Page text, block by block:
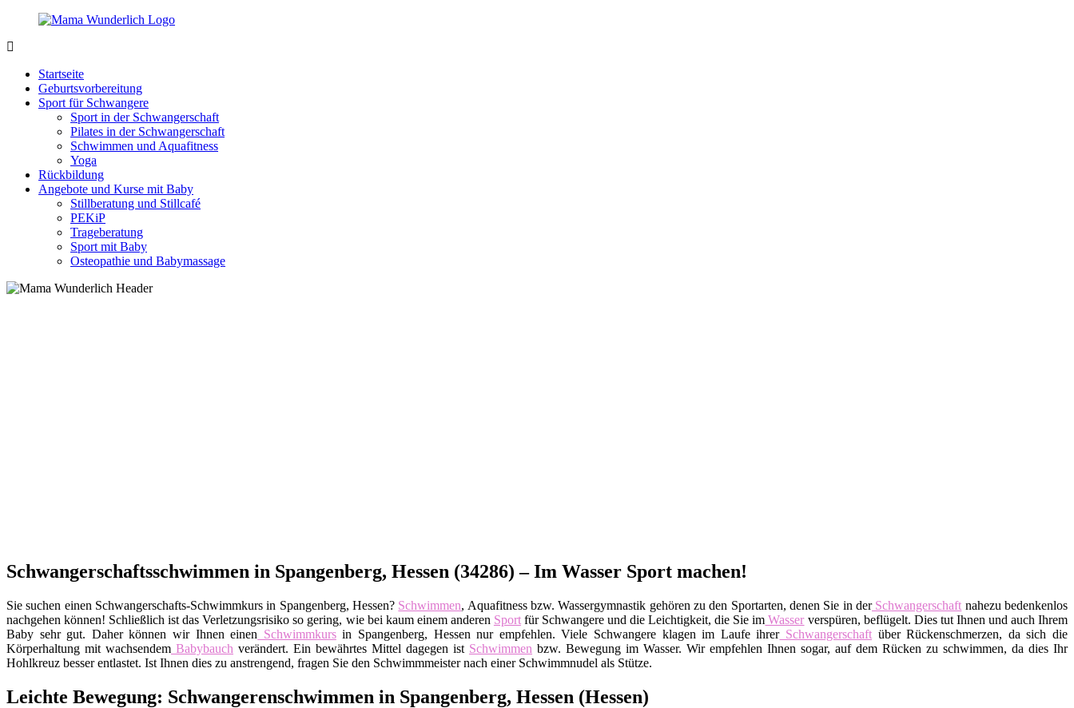
Zurück
Inhalt
sein
wunderbar!
Startseite
Geburtsvorbereitung
Sport für Schwangere
Sport in der Schwangerschaft
Pilates in der Schwangerschaft
Schwimmen und Aquafitness
Yoga
Rückbildung
Angebote und Kurse mit Baby
Stillberatung und Stillcafé
PEKiP
Trageberatung
Sport mit Baby
Osteopathie und Babymassage
Schwangerschaftsschwimmen in Spangenberg, Hessen (34286) – Im Wasser Sport machen!
Sie suchen einen Schwangerschafts-Schwimmkurs in Spangenberg, Hessen? Schwimmen, Aquafitness bzw. Wassergymnastik gehören zu den Sportarten, denen Sie in derSchwangerschaft nahezu bedenkenlos
nachgehen können! Schließlich ist das Verletzungsrisiko so gering, wie bei kaum einem anderen Sportfür Schwangere und die Leichtigkeit, die Sie im Wasserverspüren, beflügelt. Dies tut Ihnen und auch Ihrem
Baby sehr gut. Daher können wir Ihnen einen Schwimmkursin Spangenberg, Hessen nur empfehlen. Viele Schwangere klagen im Laufe ihrerSchwangerschaft über Rückenschmerzen, da sich die
Körperhaltung mit wachsendem Babybauch verändert. Ein bewährtes Mittel dagegen ist Schwimmen bzw. Bewegung im Wasser. Wir empfehlen Ihnen sogar, auf dem Rücken zu schwimmen, da dies Ihr
Hohlkreuz besser entlastet. Ist Ihnen dies zu anstrengend, fragen Sie den Schwimmmeister nach einer Schwimmnudel als Stütze.
Leichte Bewegung: Schwangerenschwimmen in Spangenberg, Hessen (Hessen)